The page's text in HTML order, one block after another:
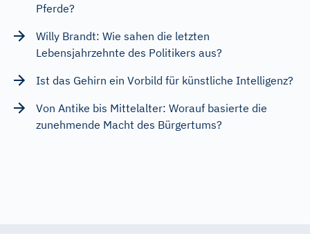
Pferde?
Willy Brandt: Wie sahen die letzten
Lebensjahrzehnte des Politikers aus?
Ist das Gehirn ein Vorbild für künstliche Intelligenz?
Von Antike bis Mittelalter: Worauf basierte die
zunehmende Macht des Bürgertums?